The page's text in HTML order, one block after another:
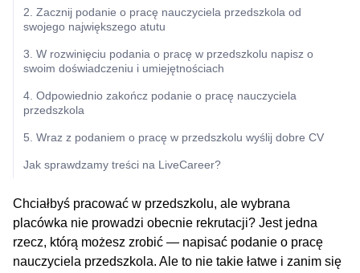
2. Zacznij podanie o pracę nauczyciela przedszkola od
swojego największego atutu
3. W rozwinięciu podania o pracę w przedszkolu napisz o
swoim doświadczeniu i umiejętnościach
4. Odpowiednio zakończ podanie o pracę nauczyciela
przedszkola
5. Wraz z podaniem o pracę w przedszkolu wyślij dobre CV
Jak sprawdzamy treści na LiveCareer?
Chciałbyś pracować w przedszkolu, ale wybrana
placówka nie prowadzi obecnie rekrutacji? Jest jedna
rzecz, którą możesz zrobić — napisać podanie o pracę
nauczyciela przedszkola. Ale to nie takie łatwe i zanim się